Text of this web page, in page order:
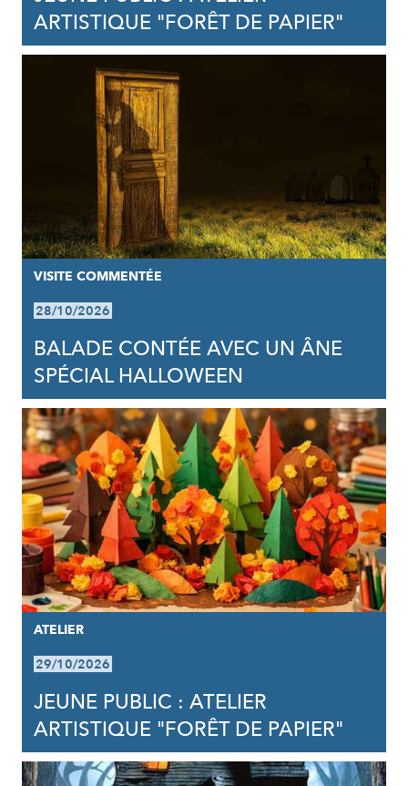
ARTISTIQUE "FORÊT DE PAPIER"
VISITE COMMENTÉE
28/10/2026
BALADE CONTÉE AVEC UN ÂNE
SPÉCIAL HALLOWEEN
ATELIER
29/10/2026
JEUNE PUBLIC : ATELIER
ARTISTIQUE "FORÊT DE PAPIER"